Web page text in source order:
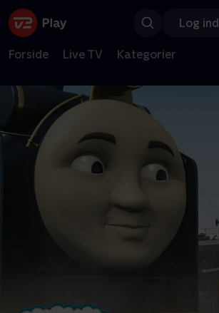
Log ind
Forside Live TV Kategorier